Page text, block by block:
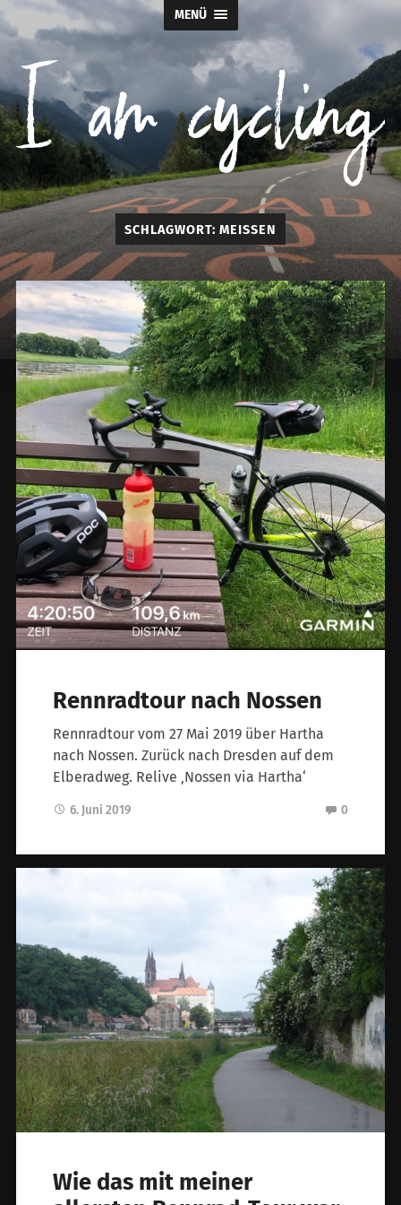
MENÜ
I
am
cycling
SCHLAGWORT: MEISSEN
Rennradtour nach Nossen
Rennradtour vom 27 Mai 2019 über Hartha
nach Nossen. Zurück nach Dresden auf dem
Elberadweg. Relive ‚Nossen via Hartha‘
6. Juni 2019 0
Wie das mit meiner